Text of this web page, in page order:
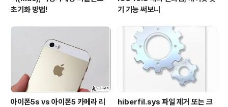
초기화 방법!
기 기능 써보니
아이폰5s vs 아이폰5 카메라 리
hiberfil.sys 파일 제거 또는 크